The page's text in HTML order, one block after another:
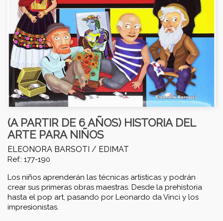
(A PARTIR DE 6 AÑOS) HISTORIA DEL
ARTE PARA NIÑOS
ELEONORA BARSOTI / EDIMAT
Ref.: 177-190
Los niños aprenderán las técnicas artísticas y podrán
crear sus primeras obras maestras. Desde la prehistoria
hasta el pop art, pasando por Leonardo da Vinci y los
impresionistas.